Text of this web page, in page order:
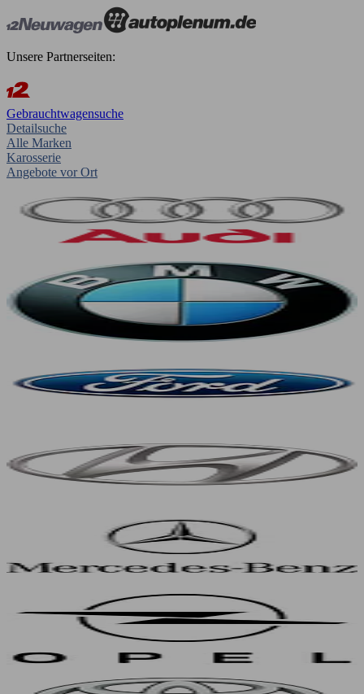
Unsere Partnerseiten:
Gebrauchtwagensuche
Detailsuche
Alle Marken
Karosserie
Angebote vor Ort